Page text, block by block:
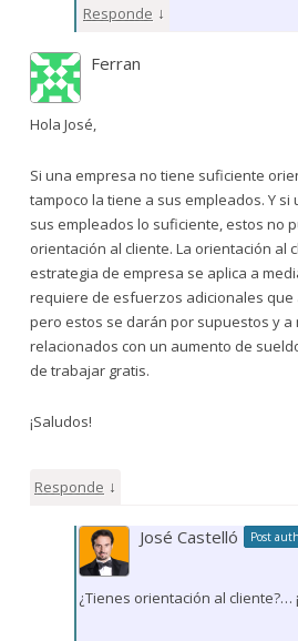
Responde ↓
Ferran
Hola José,
Si una empresa no tiene suficiente
tampoco la tiene a sus empleados. Y
sus empleados lo suficiente, estos no
orientación al cliente. La orientación al
estrategia de empresa se aplica a
requiere de esfuerzos adicionales
pero estos se darán por supuestos y
relacionados con un aumento de
de trabajar gratis.
¡Saludos!
Responde ↓
José Castelló Post
¿Tienes orientación al cliente?…